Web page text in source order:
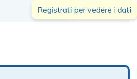
00,00 mt
Registrati per vedere i dati